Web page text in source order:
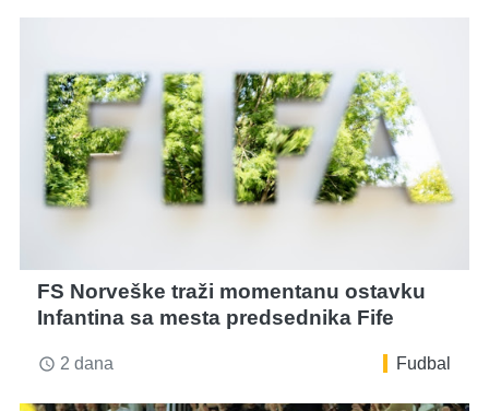
FS Norveške traži momentanu ostavku
Infantina sa mesta predsednika Fife
access_time 2 dana Fudbal